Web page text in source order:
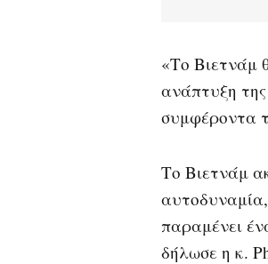
«Το Βιετνάμ
ανάπτυξη
συμφέροντα
Το Βιετνάμ
παραμένει
δήλωσε η κ.